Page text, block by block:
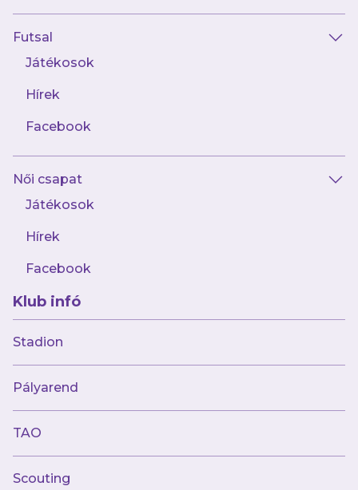
Futsal
Játékosok
Hírek
Facebook
Női csapat
Játékosok
Hírek
Facebook
Klub infó
Stadion
Pályarend
TAO
Scouting
Hátrányból fordított az Astra ellen női
csapatunk
Múltunk
Jelenünk
Meccseink
Híreink